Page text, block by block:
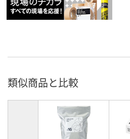
類似商品と比較